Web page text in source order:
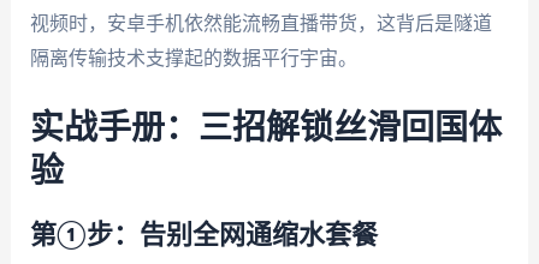
视频时，安卓手机依然能流畅直播带货，这背后是隧道
隔离传输技术支撑起的数据平行宇宙。
实战手册：三招解锁丝滑回国体
验
第①步：告别全网通缩水套餐